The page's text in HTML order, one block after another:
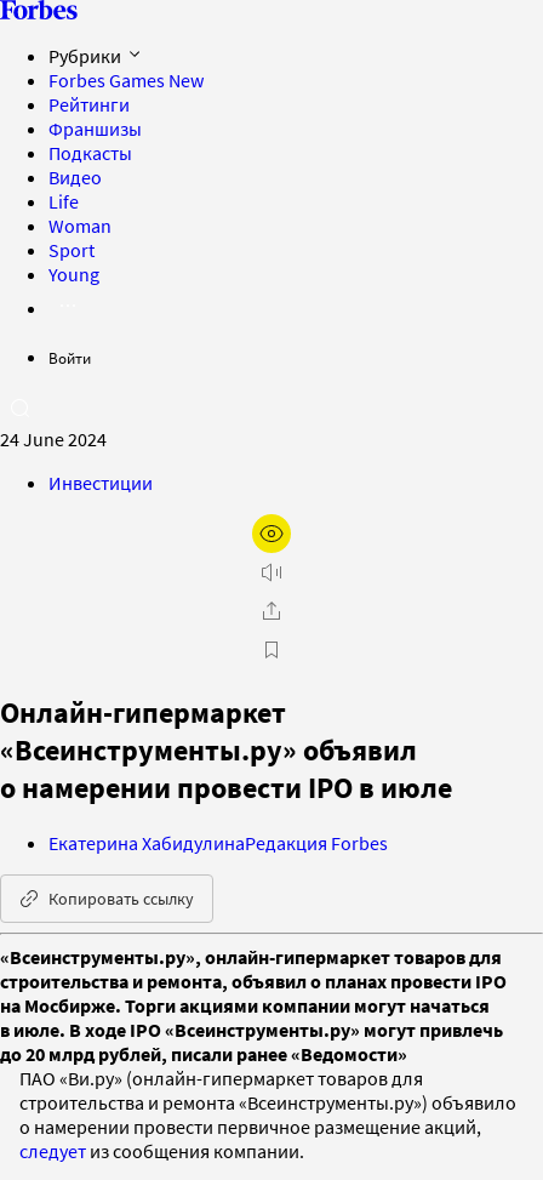
Рубрики
Forbes Games New
Рейтинги
Франшизы
Подкасты
Видео
Life
Woman
Sport
Young
Войти
24 June 2024
Инвестиции
Онлайн-гипермаркет
«Всеинструменты.ру» объявил
о намерении провести IPO в июле
Екатерина ХабидулинаРедакция Forbes
Копировать ссылку
«Всеинструменты.ру», онлайн-гипермаркет товаров для
строительства и ремонта, объявил о планах провести IPO
на Мосбирже. Торги акциями компании могут начаться
в июле. В ходе IPO «Всеинструменты.ру» могут привлечь
до 20 млрд рублей, писали ранее «Ведомости»
ПАО «Ви.ру» (онлайн-гипермаркет товаров для
строительства и ремонта «Всеинструменты.ру») объявило
о намерении провести первичное размещение акций,
следует из сообщения компании.